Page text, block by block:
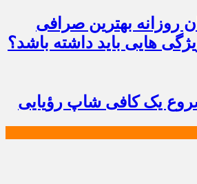
روزانه بهترین صرافی
هایی باید داشته باشد؟
یک کافی شاپ رؤیایی